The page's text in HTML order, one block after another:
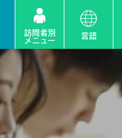
訪問者別
メニュー
言語